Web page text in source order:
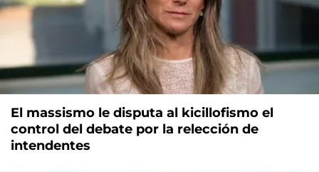
El massismo le disputa al kicillofismo el
control del debate por la relección de
intendentes